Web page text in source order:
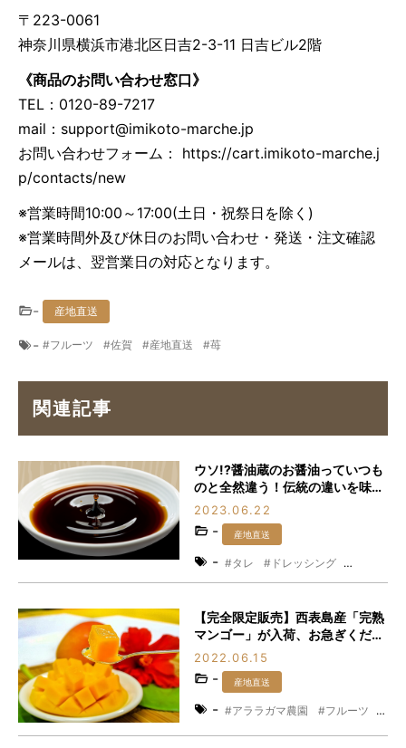
〒223-0061
神奈川県横浜市港北区日吉2-3-11 日吉ビル2階
《商品のお問い合わせ窓口》
TEL：0120-89-7217
mail： support@imikoto-marche.jp
お問い合わせフォーム： https://cart.imikoto-marche.j
p/contacts/new
※営業時間10:00～17:00(土日・祝祭日を除く)
※営業時間外及び休日のお問い合わせ・発送・注文確認
メールは、翌営業日の対応となります。
- 産地直送
- フルーツ 佐賀 産地直送 苺
関連記事
ウソ!?醤油蔵のお醤油っていつも
のと全然違う！伝統の違いを味わ
ってみてください♪
2023.06.22
- 産地直送
- タレ
ドレッシング
三重県
国産丸大豆
福岡醤油店
【完全限定販売】西表島産「完熟
マンゴー」が入荷、お急ぎくださ
い！
2022.06.15
- 産地直送
- アララガマ農園
フルーツ
マンゴー
夏 果物
沖縄